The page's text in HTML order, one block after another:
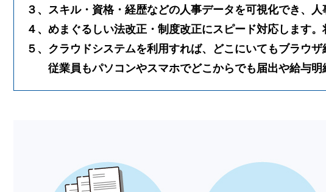
３、スキル・資格・経歴などの人事データを可視化でき、人
４、めまぐるしい法改正・制度改正にスピード対応します
５、クラウドシステムを利用すれば、どこにいてもブラウザ
従業員もパソコンやスマホでどこからでも届出や給与明